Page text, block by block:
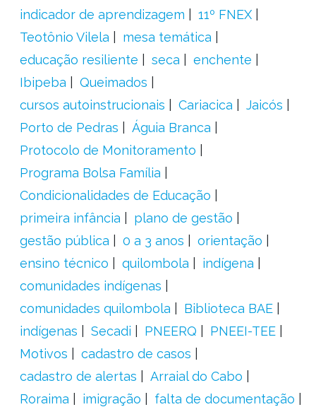
indicador de aprendizagem
11º FNEX
Teotônio Vilela
mesa temática
educação resiliente
seca
enchente
Ibipeba
Queimados
cursos autoinstrucionais
Cariacica
Jaicós
Porto de Pedras
Águia Branca
Protocolo de Monitoramento
Programa Bolsa Família
Condicionalidades de Educação
primeira infância
plano de gestão
gestão pública
0 a 3 anos
orientação
ensino técnico
quilombola
indígena
comunidades indígenas
comunidades quilombola
Biblioteca BAE
indígenas
Secadi PNEERQ
PNEEI-TEE
Motivos
cadastro de casos
cadastro de alertas
Arraial do Cabo
Roraima
imigração
falta de documentação